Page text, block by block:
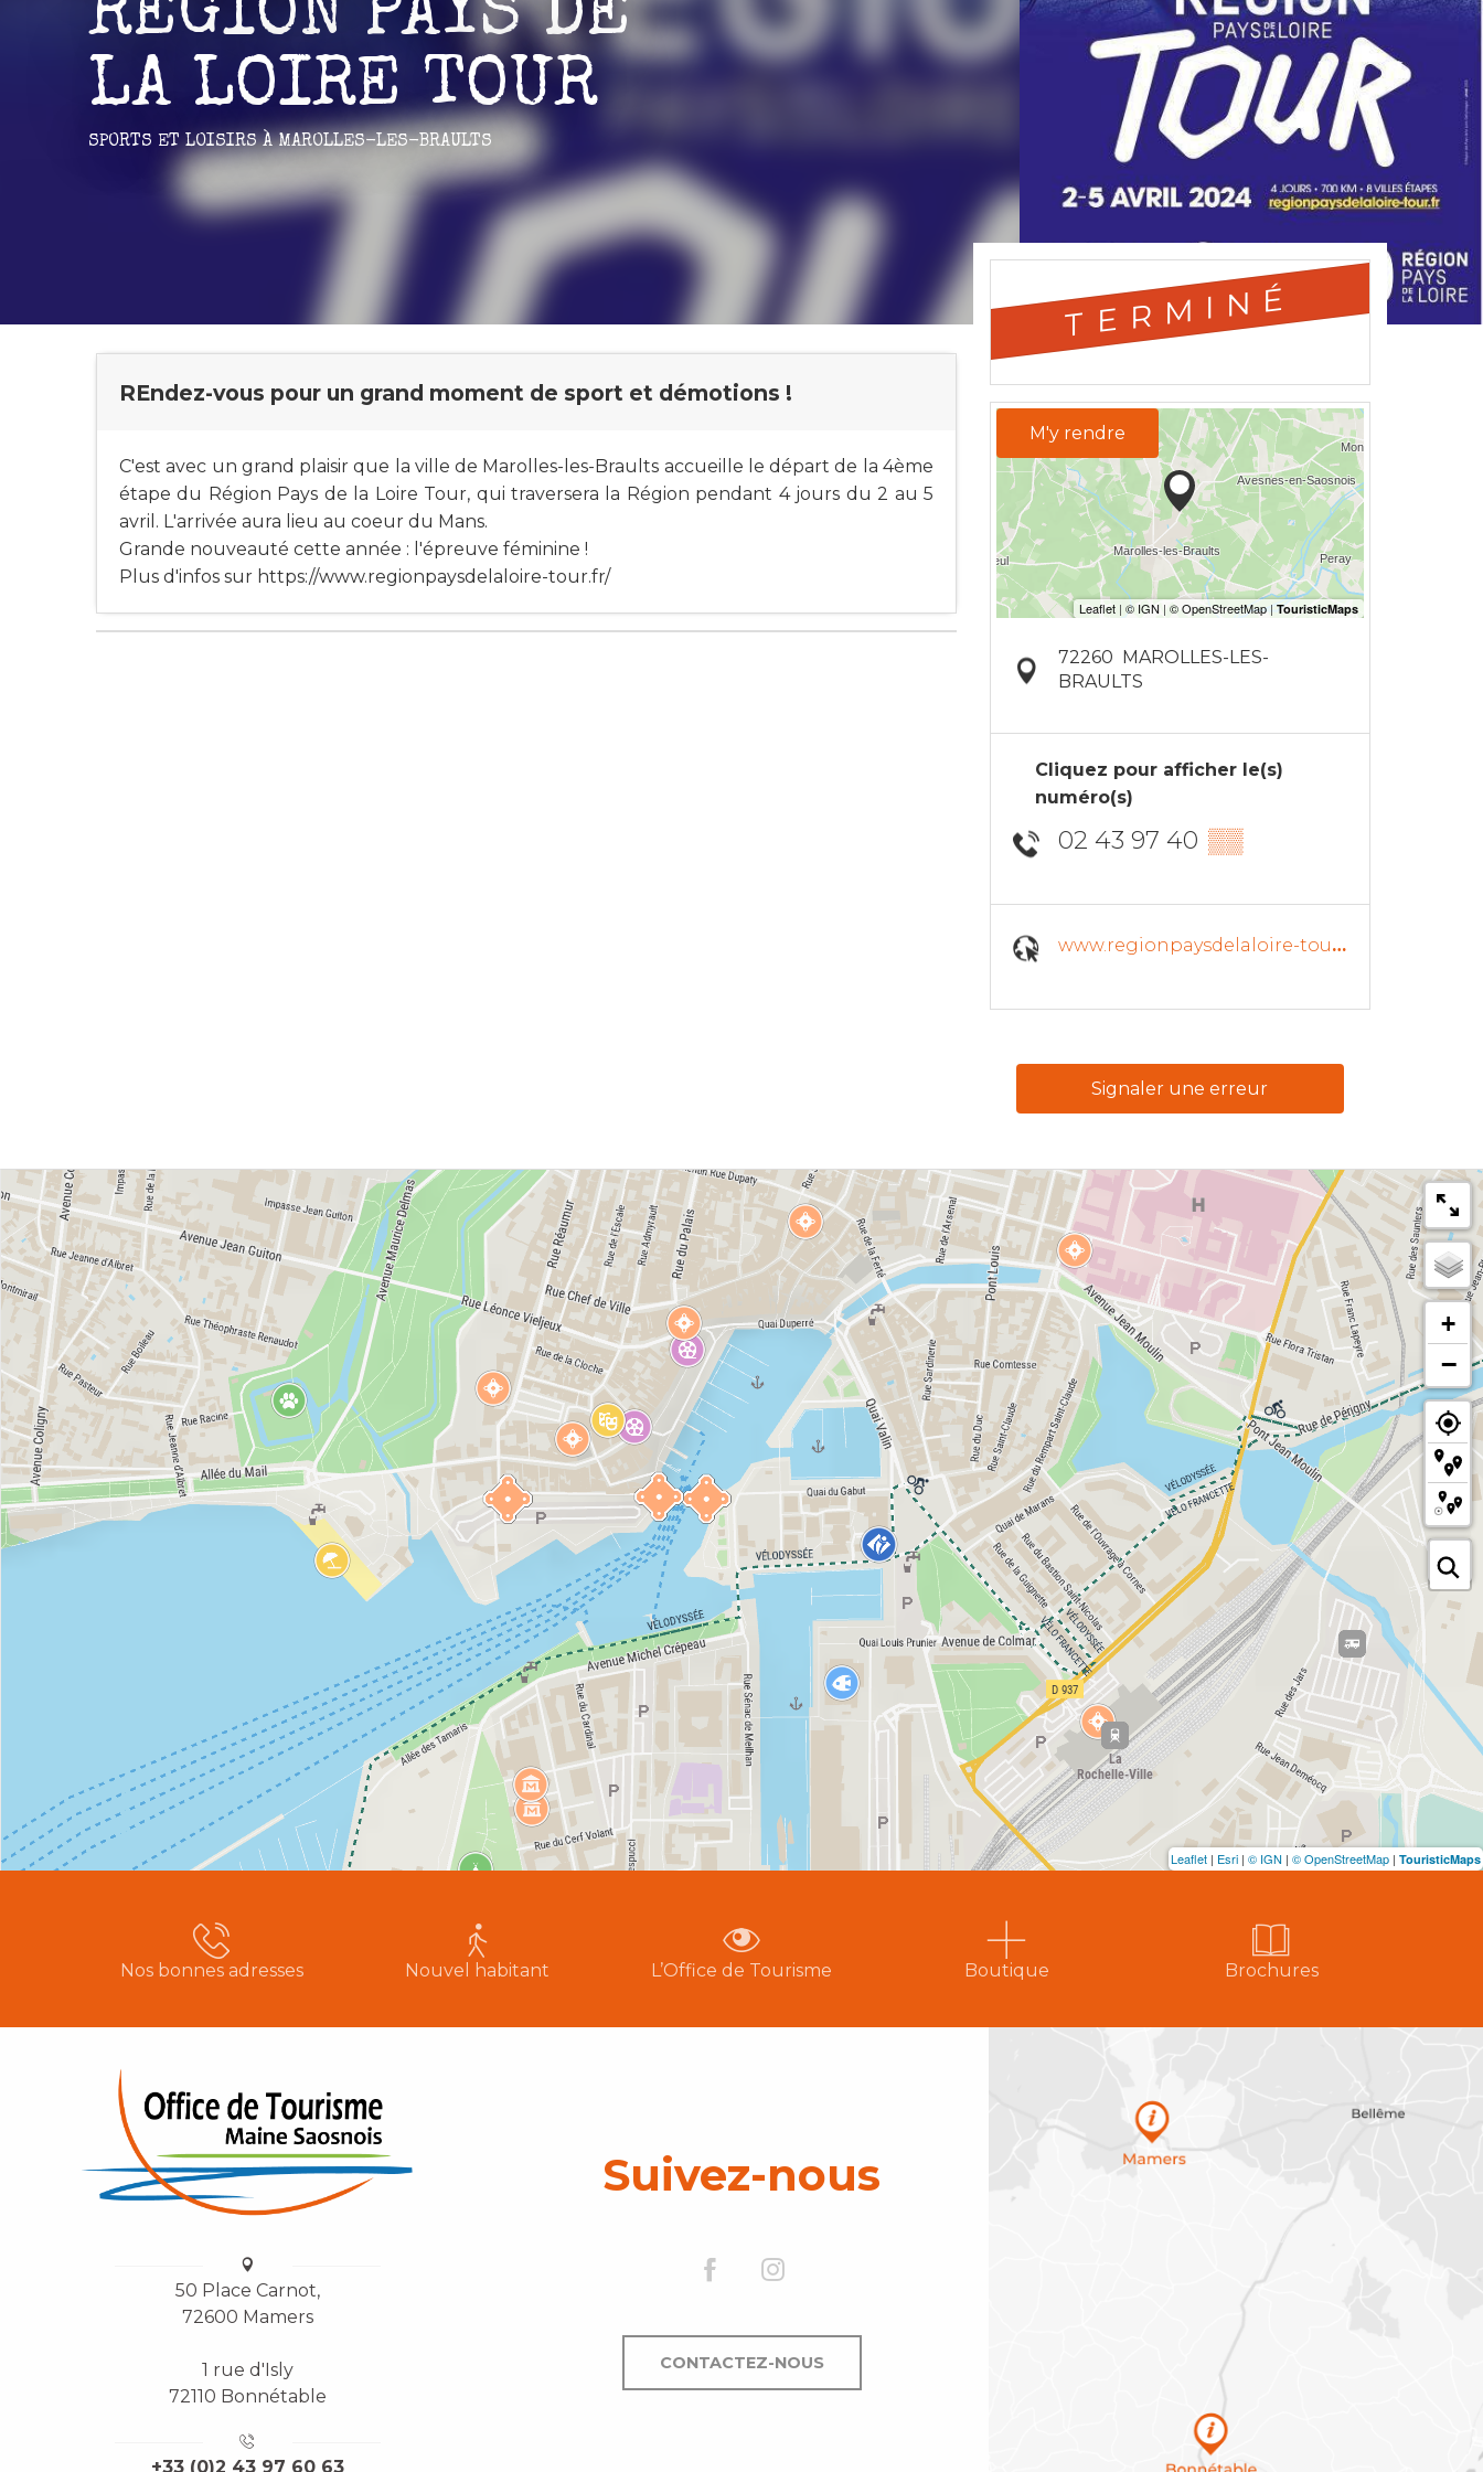
RÉGION PAYS DE
LA LOIRE TOUR
SPORTS ET LOISIRS À MAROLLES-LES-BRAULTS
REndez-vous pour un grand moment de sport et démotions !
C'est avec un grand plaisir que la ville de Marolles-les-Braults accueille le départ de la 4ème
étape du Région Pays de la Loire Tour, qui traversera la Région pendant 4 jours du 2 au 5
avril. L'arrivée aura lieu au coeur du Mans.
Grande nouveauté cette année : l'épreuve féminine !
Plus d'infos sur https://www.regionpaysdelaloire-tour.fr/
TERMINÉ
M'y rendre
72260
MAROLLES-LES-
BRAULTS
Cliquez pour afficher le(s)
numéro(s)
02 43 97 40 ▒▒
www.regionpaysdelaloire-tour.fr
Signaler une erreur
+
−
Leaflet | Esri | © IGN | © OpenStreetMap | TouristicMaps
Nos bonnes adresses Nouvel habitant L’Office de Tourisme Boutique Brochures
50 Place Carnot,
72600 Mamers
1 rue d'Isly
72110 Bonnétable
+33 (0)2 43 97 60 63
Suivez-nous
CONTACTEZ-NOUS